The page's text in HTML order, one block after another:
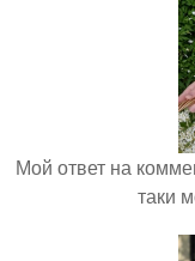
Мой ответ на
таки